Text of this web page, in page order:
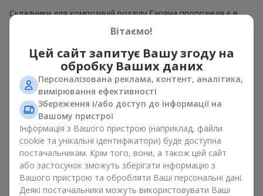
Складники для композицій розділу Гаряча пропозиція є в
наявності. А інколи готові повністю зібрані букети вже
готові. Саме тому весь асортимент розділу Гаряча
пропозиція можна замовити миттєво і отримати
замовлення майже моментально. Ви обираєте, оплачуєте і
отримуєте швидку доставку.
Розширений вибір
Гаряча пропозиція зазвичай містить широке різноманіття
авторських робіт. Тут можна знайти стильні флораріуми,
сезонні аранжування, тематичні набори для свят і
особливих подій. Ціни різні. Зазвичай в каталозі Гаряча
пропозиція представлені букети і за700 грн, і за1000 грн
за 1500 грн і навітьвище.
Вітаємо!
Цей сайт запитує Вашу згоду на
обробку Ваших даних
Персоналізована реклама, контент, аналітика,
вимірювання ефективності
Збереження і/або доступ до інформації на
Вашому пристрої
Інформація з Вашого пристрою (наприклад, файли
cookie та унікальні ідентифікатори) буде доступна
постачальникам. Крім того, вони, а також цей сайт
або застосунок зможуть зберігати інформацію з
Вашого пристрою та обробляти Ваші персональні дані.
Деякі постачальники можуть використовувати Ваші